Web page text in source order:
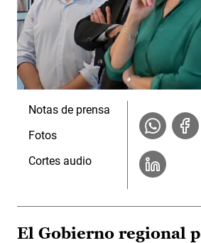
Notas de prensa
Fotos
Cortes audio
El Gobierno regional